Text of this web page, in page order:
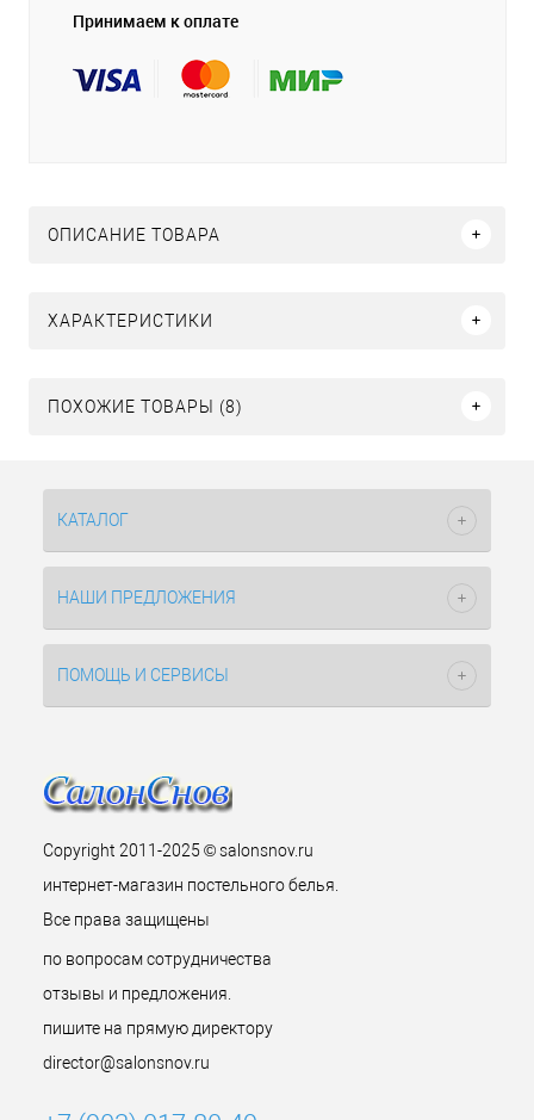
Принимаем к оплате
ОПИСАНИЕ ТОВАРА
ХАРАКТЕРИСТИКИ
ПОХОЖИЕ ТОВАРЫ (8)
КАТАЛОГ
НАШИ ПРЕДЛОЖЕНИЯ
ПОМОЩЬ И СЕРВИСЫ
Copyright 2011-2025 © salonsnov.ru
интернет-магазин постельного белья.
Все права защищены
по вопросам сотрудничества
отзывы и предложения.
пишите на прямую директору
director@salonsnov.ru